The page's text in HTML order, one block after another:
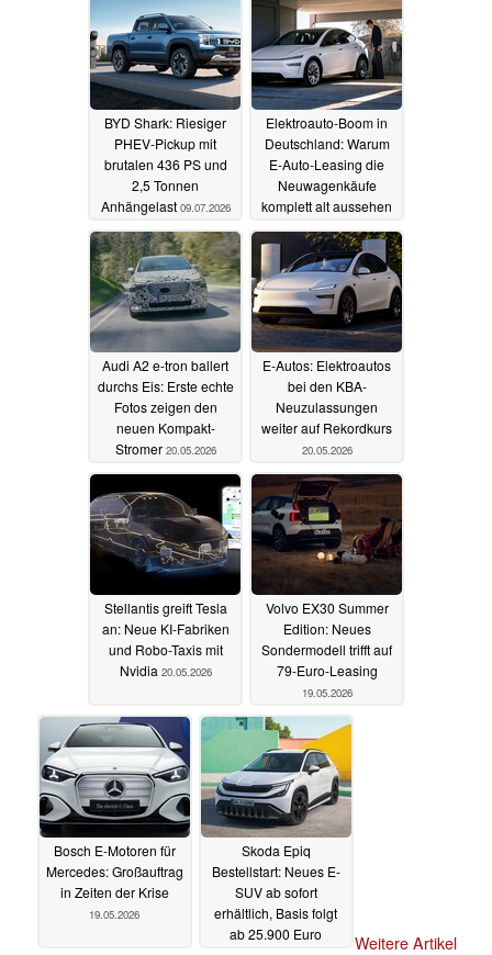
BYD Shark: Riesiger
PHEV-Pickup mit
brutalen 436 PS und
2,5 Tonnen
Anhängelast 09.07.2026
Elektroauto-Boom in
Deutschland: Warum
E-Auto-Leasing die
Neuwagenkäufe
komplett alt aussehen
26.05.2026
Audi A2 e-tron ballert
durchs Eis: Erste echte
Fotos zeigen den
neuen Kompakt-
Stromer 20.05.2026
E-Autos: Elektroautos
bei den KBA-
Neuzulassungen
weiter auf Rekordkurs
20.05.2026
Stellantis greift Tesla
an: Neue KI-Fabriken
und Robo-Taxis mit
Nvidia 20.05.2026
Volvo EX30 Summer
Edition: Neues
Sondermodell trifft auf
79-Euro-Leasing
19.05.2026
Bosch E-Motoren für
Mercedes: Großauftrag
in Zeiten der Krise
19.05.2026
Skoda Epiq
Bestellstart: Neues E-
SUV ab sofort
erhältlich, Basis folgt
ab 25.900 Euro
Weitere Artikel